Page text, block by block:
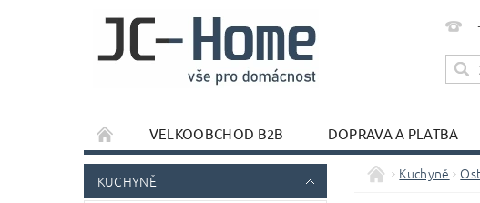
VELKOOBCHOD B2B DOPRAVA A PLATBA
KUCHYNĚ
Kuchyně